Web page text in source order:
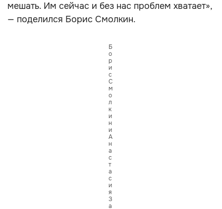
мешать. Им сейчас и без нас проблем хватает»,
— поделился Борис Смолкин.
Б
о
р
и
с
С
м
о
л
к
и
н
и
А
н
а
с
т
а
с
и
я
З
а